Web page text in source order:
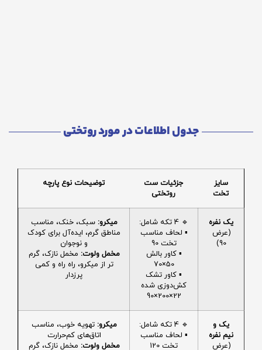
جدول اطلاعات در مورد روتختی
سایز
تخت
جزئیات ست
روتختی
توضیحات نوع پارچه
یک نفره
(عرض
90)
🔹 4 تکه شامل:
▪️ لحاف مناسب
تخت 90
▪️ کاور بالش
50×70
▪️ کاور تشک
کش‌دوزی شده
22×200×90
میکرو: سبک، خنک، مناسب
مناطق گرم، ایده‌آل برای کودک
و نوجوان
مخمل ولوت: مخمل نازک، گرم
تر از میکرو، راه راه و کمی
پرزدار
یک و
نیم نفره
(عرض
🔹 4 تکه شامل:
▪️ لحاف مناسب
تخت 120
میکرو: تهویه خوب، مناسب
اتاق‌های کم‌حرارت
مخمل ولوت: مخمل نازک، گرم